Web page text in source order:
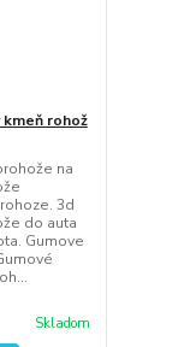
rohož
na
3d
do auta
Gumove
Skladom